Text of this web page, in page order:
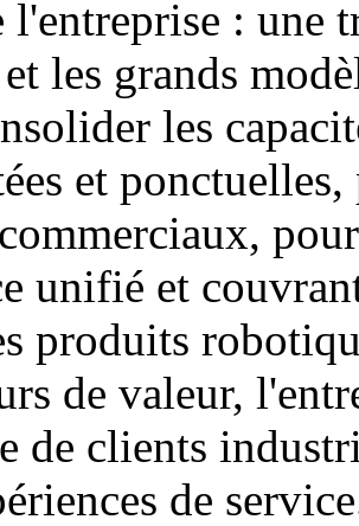
l'entreprise : une
les grands
les
et ponctuelles,
unifié et
produits
de valeur,
de clients
de